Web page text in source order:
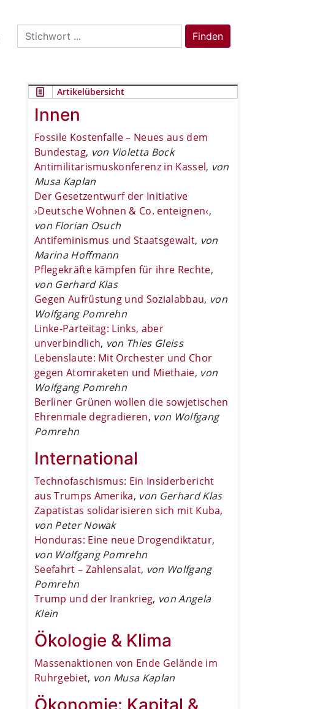
Search
for:
Finden
Artikelübersicht
Innen
Fossile Kostenfalle – Neues aus dem
Bundestag, von Violetta Bock
Antimilitarismuskonferenz in Kassel, von
Musa Kaplan
Der Gesetzentwurf der Initiative
›Deutsche Wohnen & Co. enteignen‹,
von Florian Osuch
Antifeminismus und Staatsgewalt, von
Marina Hoffmann
Pflegekräfte kämpfen für ihre Rechte,
von Gerhard Klas
Gegen Aufrüstung und Sozialabbau, von
Wolfgang Pomrehn
Linke-Parteitag: Links, aber
unverbindlich, von Thies Gleiss
Lebenslaute: Mit Orchester und Chor
gegen Atomraketen und Miethaie, von
Wolfgang Pomrehn
Berliner Grünen wollen die sowjetischen
Ehrenmale degradieren, von Wolfgang
Pomrehn
International
Technofaschismus: Ein Insiderbericht
aus Trumps Amerika, von Gerhard Klas
Zapatistas solidarisieren sich mit Kuba,
von Peter Nowak
Honduras: Eine neue Drogendiktatur,
von Wolfgang Pomrehn
Seefahrt – Zahlensalat, von Wolfgang
Pomrehn
Trump und der Irankrieg, von Angela
Klein
Ökologie & Klima
Massenaktionen von Ende Gelände im
Ruhrgebiet, von Musa Kaplan
Ökonomie: Kapital &